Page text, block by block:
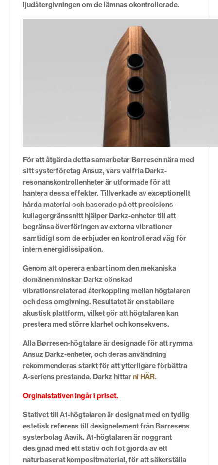
ljudåtergivningen om de lämnas okontrollerade.
För att åtgärda detta samarbetar Børresen nära med
sitt systerföretag Ansuz, vars valfria Darkz-
resonanskontrollenheter är utformade för att
hantera dessa effekter. Tillverkade av exceptionellt
hårda material och baserade på ett precisions-
kullagergränssnitt hjälper Darkz-enheter till att
begränsa överföringen av externa vibrationer
samtidigt som de erbjuder en kontrollerad väg för
intern energidissipation.
Genom att operera enbart inom den mekaniska
domänen minskar Darkz oönskad
vibrationsrelaterad återkoppling mellan högtalaren
och dess omgivning. Resultatet är en stabilare
akustisk plattform, vilket gör att högtalaren kan
prestera med större klarhet och konsekvens.
Alla Børresen-högtalare är designade för att rymma
Ansuz Darkz-enheter, och deras användning
rekommenderas starkt för att ytterligare förbättra
A-seriens prestanda. Darkz hittarni HÄR.
Orginalstativen ingår i priset.
Stativet till A1-högtalaren är designat med en tydlig
estetisk referens till designelement från Børresens
systerbolag Aavik. A1-högtalaren är noggrant
designad med ett stativ och fot gjorda av ett
naturbaserat kompositmaterial, för att säkerställa